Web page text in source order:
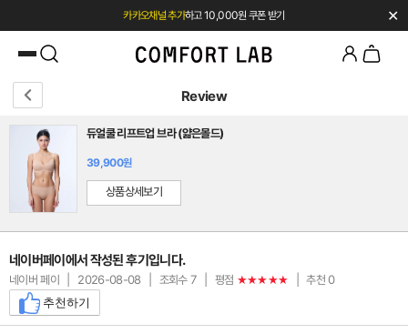
카카오채널 추가하고 10,000원 쿠폰 받기
첫 구매 시 베스트셀러 50% 즉시 할인
✕
Review
듀얼쿨 리프트업 브라 (얇은몰드)
39,900원
상품상세보기
네이버페이에서 작성된 후기입니다.
네이버 페이 2026-08-08 조회수 7 평점 ★★★★★ 추천 0
추천하기